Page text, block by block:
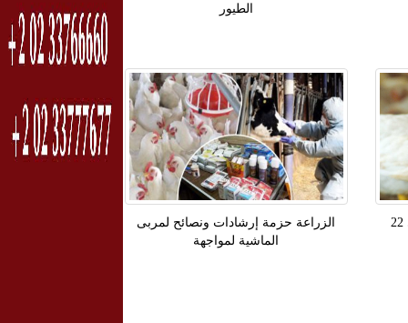
الطيور
الزراعة حزمة إرشادات ونصائح لمربى
الماشية لمواجهة
شعبة الدواجن: ارتفاع الأسعار إلى 22